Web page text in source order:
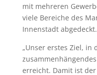
mit mehreren
viele Bereiche des
Innenstadt abgedeckt.
„Unser erstes Ziel, in
erreicht. Damit ist